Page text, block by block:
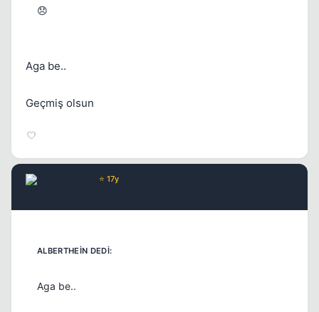
😞
Aga be..
Geçmiş olsun
⭐ 17y
Aga be..